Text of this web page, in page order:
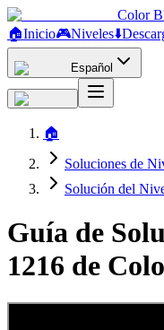
Color
🏠Inicio🎮Niveles⬇️
Español
🏠
Soluciones de
Solución del
Guía de
1216 de